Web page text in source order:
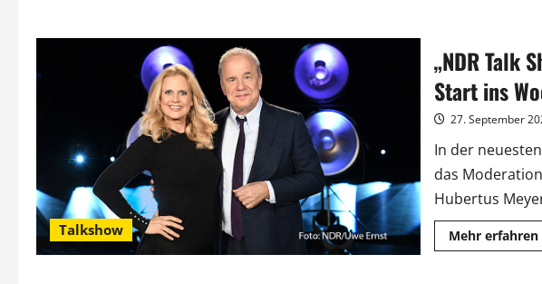
Talkshow
„NDR Talk
Start ins
27. September
In der
das
Hubertus
Mehr erfahren